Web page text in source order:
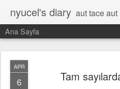
nyucel's diary aut tace aut
Ana Sayfa
APR
6 Tam